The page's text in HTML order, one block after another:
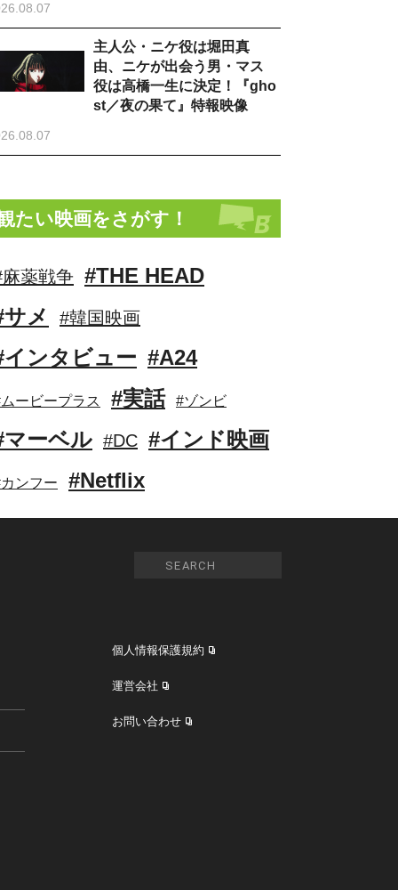
主人公・ニケ役は堀田真
由、ニケが出会う男・マス
役は高橋一生に決定！『gho
st／夜の果て』特報映像
たい映画をさがす！
薬戦争 #THE HEAD
サメ
#韓国映画
インタビュー #A24
ービープラス #実話 #ゾンビ
マーベル #DC #インド映画
ンフー #Netflix
個人情報保護規約
運営会社
お問い合わせ